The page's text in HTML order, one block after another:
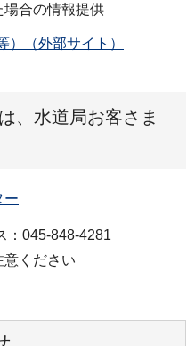
場合の情報提供
）（外部サイト）
、水道局お客さま
ー
045-848-4281
ください